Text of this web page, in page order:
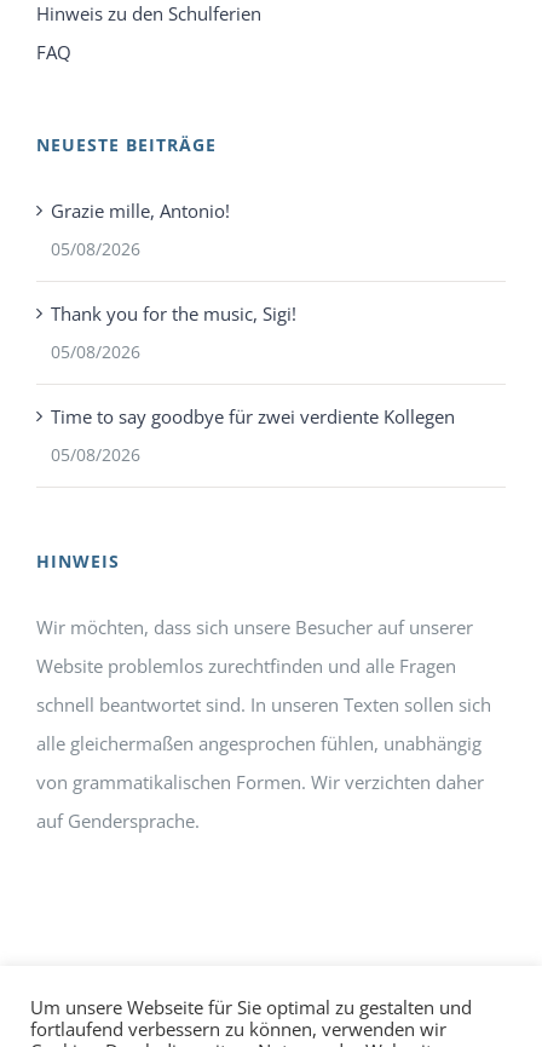
Hinweis zu den Schulferien
FAQ
NEUESTE BEITRÄGE
Grazie mille, Antonio!
05/08/2026
Thank you for the music, Sigi!
05/08/2026
Time to say goodbye für zwei verdiente Kollegen
05/08/2026
HINWEIS
Wir möchten, dass sich unsere Besucher auf unserer
Website problemlos zurechtfinden und alle Fragen
schnell beantwortet sind. In unseren Texten sollen sich
alle gleichermaßen angesprochen fühlen, unabhängig
von grammatikalischen Formen. Wir verzichten daher
auf Gendersprache.
Um unsere Webseite für Sie optimal zu gestalten und
fortlaufend verbessern zu können, verwenden wir